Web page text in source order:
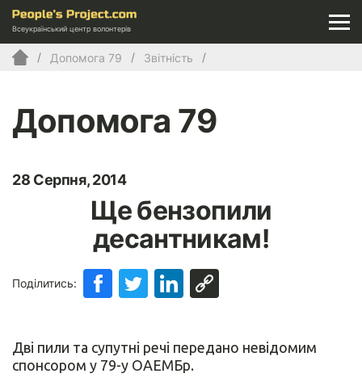
Всеукраїнський центр волонтерів
Допомога 79 Звітність
Допомога 79
28 Серпня, 2014
Ще бензопили
десантникам!
Поділитись:
Дві пили та супутні речі передано невідомим
спонсором у 79-у ОАЕМБр.